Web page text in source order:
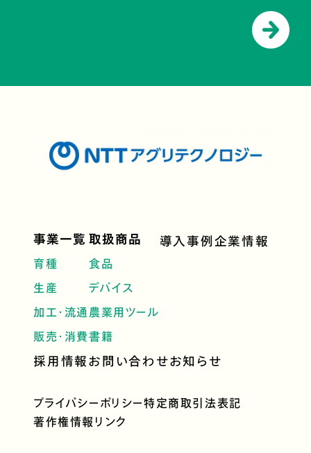
事業一覧
育種
生産
加工・流通
販売・消費
取扱商品
食品
デバイス
農業用ツール
書籍
導入事例企業情報
採用情報お問い合わせお知らせ
プライバシーポリシー特定商取引法表記
著作権情報 リンク